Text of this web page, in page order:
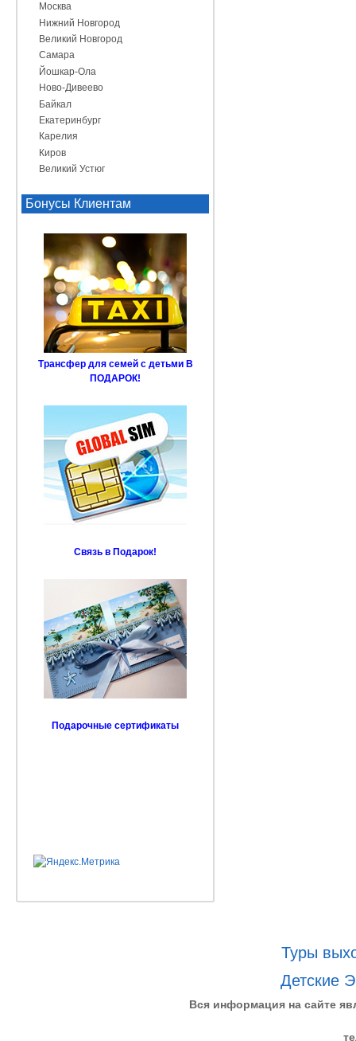
Москва
Нижний Новгород
Великий Новгород
Самара
Йошкар-Ола
Ново-Дивеево
Байкал
Екатеринбург
Карелия
Киров
Великий Устюг
Бонусы Клиентам
Трансфер для семей с детьми В
ПОДАРОК!
Связь в Подарок!
Подарочные сертификаты
Туры
Детские
Вся информация на сайте